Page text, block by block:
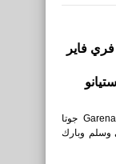
فاير
تعرف على جميع شخصيات فري فاير Garena Free Fire جوتا
وسلم وبارك